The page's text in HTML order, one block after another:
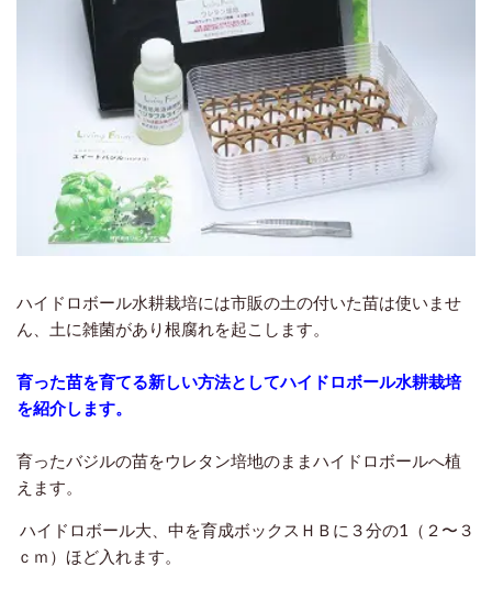
ハイドロボール水耕栽培には市販の土の付いた苗は使いませ
ん、土に雑菌があり根腐れを起こします。
育った苗を育てる新しい方法としてハイドロボール水耕栽培
を紹介します。
育ったバジルの苗をウレタン培地のままハイドロボールへ植
えます。
ハイドロボール大、中を育成ボックスＨＢに３分の1（２〜３
ｃｍ）ほど入れます。